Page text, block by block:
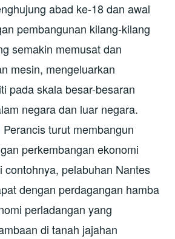
abad ke-18 dan awal
pembangunan kilang-kilang
semakin memusat dan
mesin, mengeluarkan
pada skala besar-besaran
negara dan luar negara.
turut membangun
perkembangan ekonomi
contohnya, pelabuhan Nantes
dengan perdagangan hamba
perladangan yang
di tanah jajahan